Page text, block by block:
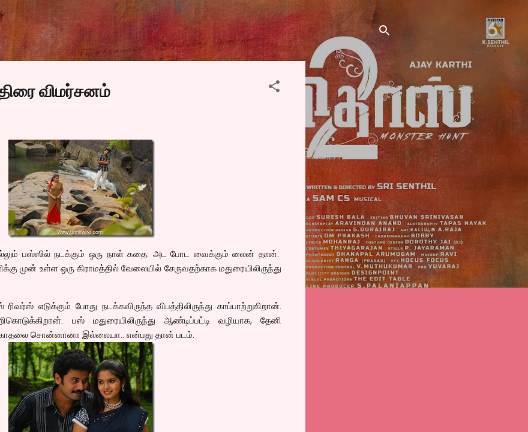
Skip to main content
விமர்சனம்
பஸ்ஸில் நடக்கும் ஒரு நாள் கதை. அட போட வைக்கும் லைன் தான்.
முன் உள்ள ஒரு கிராமத்தில் வேலையில் சேருவதற்காக மதுரையிலிருந்து
எடுக்கும் போது நடக்கவிருந்த விபத்திலிருந்து காப்பாற்றுகிறான்.
பஸ் மதுரையிலிருந்து ஆண்டிப்பட்டி வழியாக, தேனி
சொன்னானா இல்லையா.. என்பது தான் படம்.